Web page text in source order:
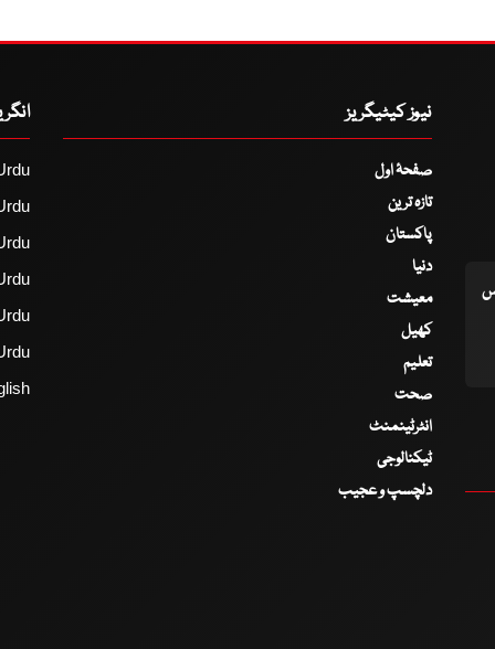
نیوز کیٹیگریز
صفحۂ اول
تازہ ترین
پاکستان
دنیا
معیشت
کھیل
تعلیم
صحت
انٹرٹینمنٹ
ٹیکنالوجی
دلچسپ و عجیب